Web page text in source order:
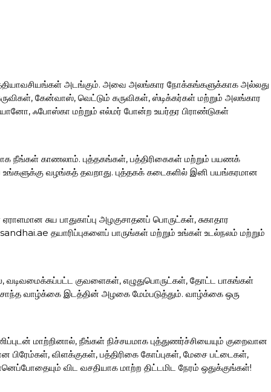
அடங்கும். அவை அலங்கார நோக்கங்களுக்காக அல்லது
கேன்வாஸ், வெட்டும் கருவிகள், ஸ்டிக்கர்கள் மற்றும் அலங்கார
ஃபோஸ்கா மற்றும் எல்மர் போன்ற உயர்தர பிராண்டுகள்
நீங்கள் காணலாம். புத்தகங்கள், பத்திரிகைகள் மற்றும் பயணக்
உங்களுக்கு வழங்கத் தவறாது. புத்தகக் கடைகளில் இனி பயங்கரமான
சுய பாதுகாப்பு அழகுசாதனப் பொருட்கள், சுகாதார
தயாரிப்புகளைப் பாருங்கள் மற்றும் உங்கள் உடல்நலம் மற்றும்
வடிவமைக்கப்பட்ட குவளைகள், எழுதுபொருட்கள், தோட்ட பாகங்கள்
வாழ்க்கை இடத்தின் அழகை மேம்படுத்தும். வாழ்க்கை ஒரு
மாற்றினால், நீங்கள் நிச்சயமாக புத்துணர்ச்சியையும் குறைவான
விளக்குகள், பத்திரிகை கோப்புகள், மேசை பட்டைகள்,
விட வசதியாக மாற்ற திட்டமிட நேரம் ஒதுக்குங்கள்!